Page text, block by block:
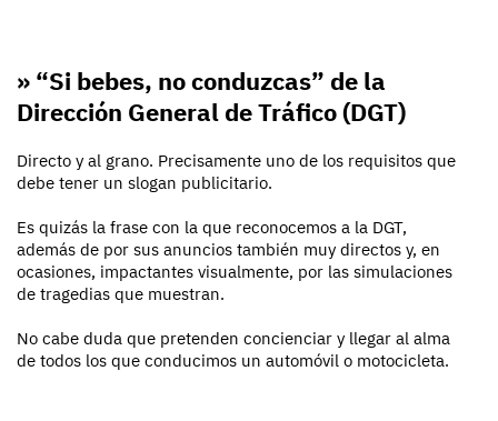
» “Si bebes, no conduzcas” de la
Dirección General de Tráfico (DGT)
Directo y al grano. Precisamente uno de los requisitos que
debe tener un slogan publicitario.
Es quizás la frase con la que reconocemos a la DGT,
además de por sus anuncios también muy directos y, en
ocasiones, impactantes visualmente, por las simulaciones
de tragedias que muestran.
No cabe duda que pretenden concienciar y llegar al alma
de todos los que conducimos un automóvil o motocicleta.